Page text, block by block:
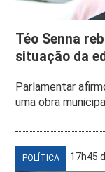
Téo Senna
situação da
Parlamentar
uma obra
POLÍTICA 17h45